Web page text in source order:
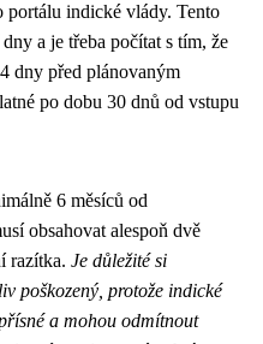
indické vlády. Tento
a je třeba počítat s tím, že
dny před plánovaným
po dobu 30 dnů od vstupu
6 měsíců od
obsahovat alespoň dvě
razítka. Je důležité si
poškozený, protože indické
a mohou odmítnout